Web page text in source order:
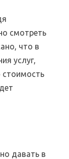
смотреть
что в
услуг,
стоимость
давать в